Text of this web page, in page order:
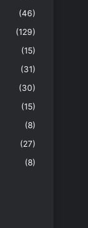
(46)
(129)
(15)
(31)
(30)
(15)
(8)
(27)
(8)